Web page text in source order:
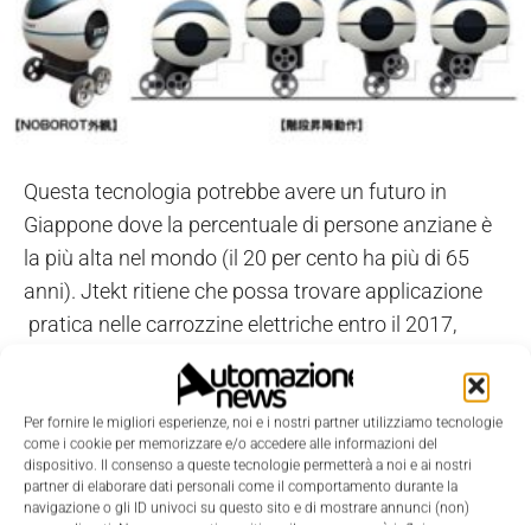
Per fornire le migliori esperienze, noi e i nostri partner utilizziamo tecnologie
come i cookie per memorizzare e/o accedere alle informazioni del
dispositivo. Il consenso a queste tecnologie permetterà a noi e ai nostri
partner di elaborare dati personali come il comportamento durante la
navigazione o gli ID univoci su questo sito e di mostrare annunci (non)
Questa tecnologia potrebbe avere un futuro in
Giappone dove la percentuale di persone anziane è
la più alta nel mondo (il 20 per cento ha più di 65
anni). Jtekt ritiene che possa trovare applicazione
pratica nelle carrozzine elettriche entro il 2017,
oltreché nelle applicazioni industriali e di servizi.
TAGS Koyo MCI-Marzorati Componenti Industriali